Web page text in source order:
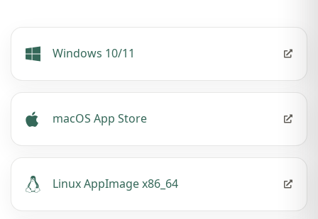
Windows 10/11
macOS App Store
Linux AppImage x86_64